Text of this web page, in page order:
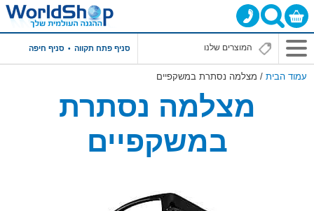
סניף פתח תקווה סניף חיפה
עמוד הבית / מצלמה נסתרת במשקפיים
מצלמה נסתרת
במשקפיים